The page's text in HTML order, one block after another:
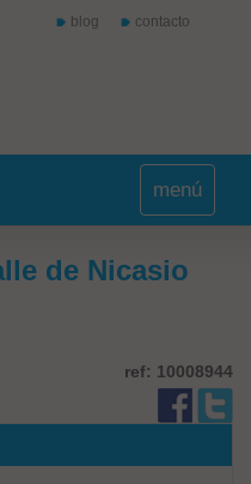
blog contacto
menú
de Nicasio
ref: 10008944